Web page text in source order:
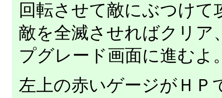
回転させて敵にぶつけて
敵を全滅させればクリア
プグレード画面に進むよ
左上の赤いゲージがＨＰ